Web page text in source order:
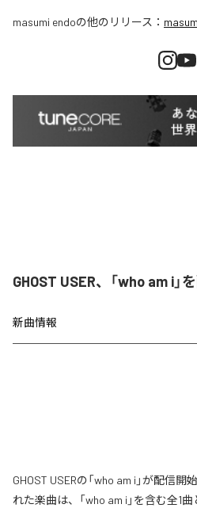
masumi endoの他のリリース：
GHOST USER、「who am i」
新曲情報
GHOST USERの「who am i」が配信
れた楽曲は、「who am i」を含む全1曲